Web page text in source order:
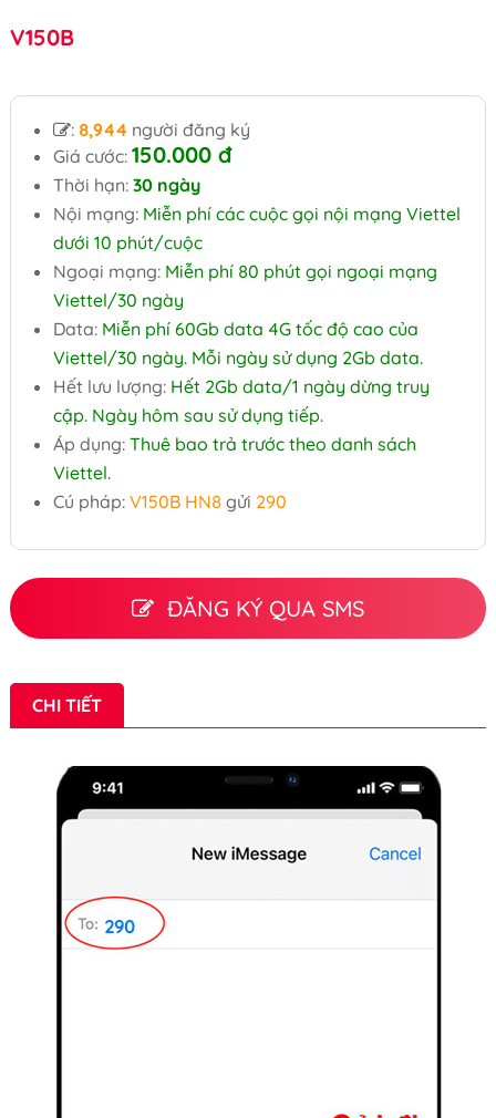
V150B
: 8,944 người đăng ký
Giá cước: 150.000 đ
Thời hạn: 30 ngày
Nội mạng:Miễn phí các cuộc gọi nội mạng Viettel
dưới 10 phút/cuộc
Ngoại mạng: Miễn phí 80 phút gọi ngoại mạng
Viettel/30 ngày
Data: Miễn phí 60Gb data 4G tốc độ cao của
Viettel/30 ngày. Mỗi ngày sử dụng 2Gb data.
Hết lưu lượng:Hết 2Gb data/1 ngày dừng truy
cập. Ngày hôm sau sử dụng tiếp.
Áp dụng: Thuê bao trả trước theo danh sách
Viettel.
Cú pháp: V150B HN8 gửi 290
ĐĂNG KÝ QUA SMS
CHI TIẾT
290